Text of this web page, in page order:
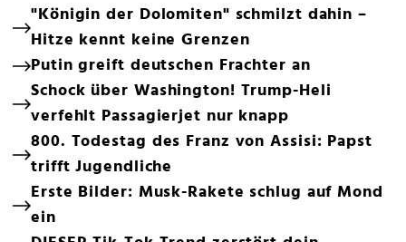
"Königin der Dolomiten" schmilzt dahin –
Hitze kennt keine Grenzen
Putin greift deutschen Frachter an
Schock über Washington! Trump-Heli
verfehlt Passagierjet nur knapp
800. Todestag des Franz von Assisi: Papst
trifft Jugendliche
Erste Bilder: Musk-Rakete schlug auf Mond
ein